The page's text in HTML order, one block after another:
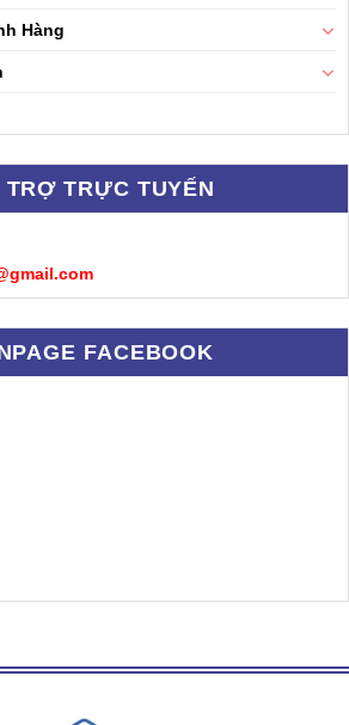
Hàng
TRỢ TRỰC TUYẾN
FACEBOOK